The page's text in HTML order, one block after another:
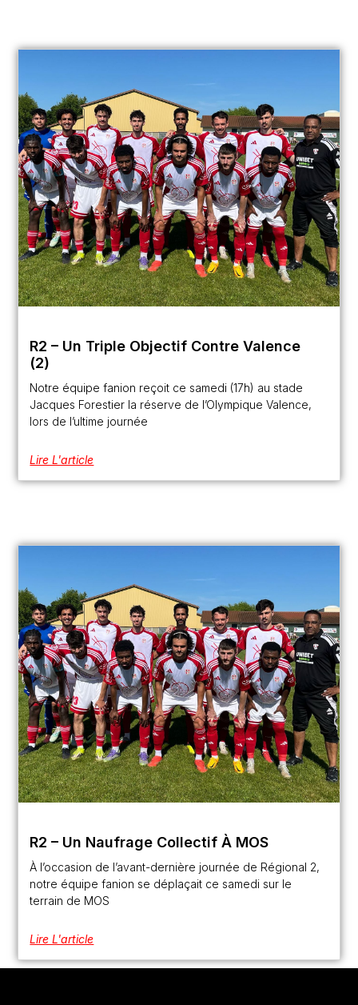
R2 – Un Triple Objectif Contre Valence
(2)
Notre équipe fanion reçoit ce samedi (17h) au stade
Jacques Forestier la réserve de l’Olympique Valence,
lors de l’ultime journée
Lire L'article
R2 – Un Naufrage Collectif À MOS
À l’occasion de l’avant-dernière journée de Régional 2,
notre équipe fanion se déplaçait ce samedi sur le
terrain de MOS
Lire L'article